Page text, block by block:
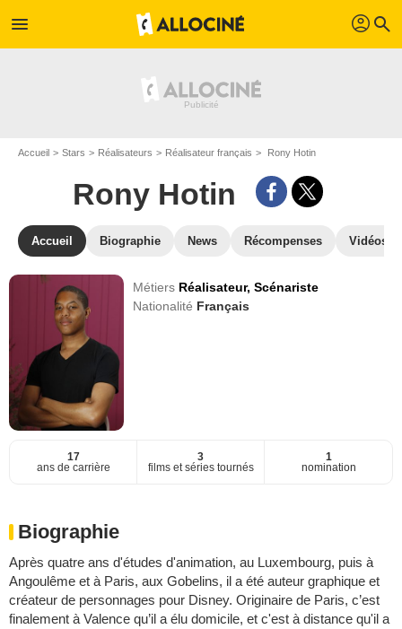
menu profil search
Accueil Stars Réalisateurs Réalisateur français Rony Hotin
Rony Hotin
Accueil Biographie News Récompenses Vidéos
Métiers Réalisateur,Scénariste
Nationalité Français
17
ans de carrière
3
films et séries tournés
1
nomination
Biographie
Après quatre ans d'études d'animation, au Luxembourg, puis à
Angoulême et à Paris, aux Gobelins, il a été auteur graphique et
créateur de personnages pour Disney. Originaire de Paris, c’est
finalement à Valence qu’il a élu domicile, et c'est à distance qu'il a